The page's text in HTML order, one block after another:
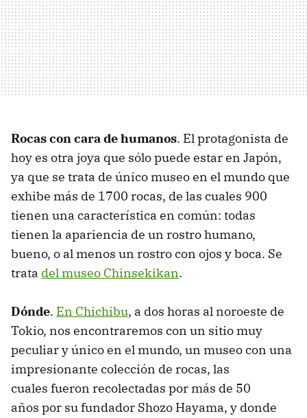
Rocas con cara de humanos. El protagonista de
hoy es otra joya que sólo puede estar en Japón,
ya que se trata de único museo en el mundo que
exhibe más de 1700 rocas, de las cuales 900
tienen una característica en común: todas
tienen la apariencia de un rostro humano,
bueno, o al menos un rostro con ojos y boca. Se
trata del museo Chinsekikan.
Dónde. En Chichibu, a dos horas al noroeste de
Tokio, nos encontraremos con un sitio muy
peculiar y único en el mundo, un museo con una
impresionante colección de rocas, las
cuales fueron recolectadas por más de 50
años por su fundador Shozo Hayama, y donde